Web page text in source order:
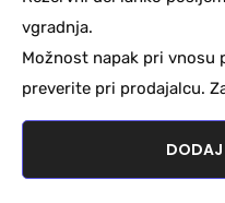
vgradnja.
Možnost napak pri vnosu
preverite pri prodajalcu.
DODAJ